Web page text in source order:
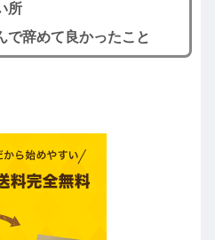
所
で辞めて良かったこと